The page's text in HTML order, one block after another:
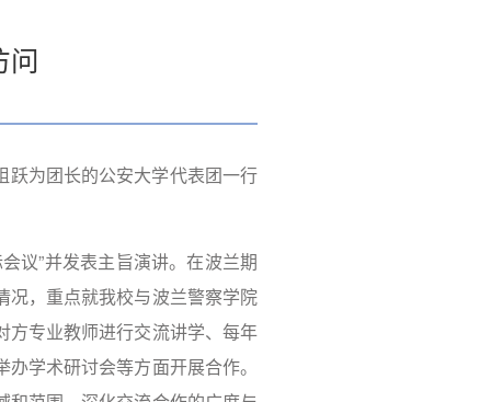
问
跃为团长的公安大学代表团一行
议”并发表主旨演讲。在波兰期
况，重点就我校与波兰警察学院
方专业教师进行交流讲学、每年
学术研讨会等方面开展合作。